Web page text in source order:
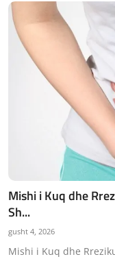
Mishi i Kuq dhe
Sh...
gusht 4, 2026
Mishi i Kuq dhe